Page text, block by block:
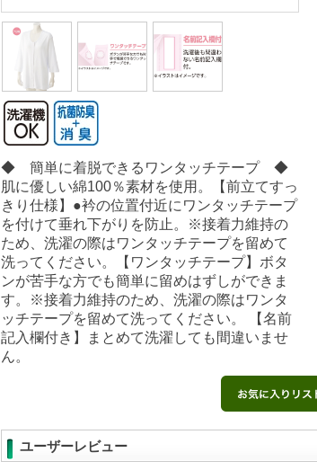
◆ 簡単に着脱できるワンタッチテープ ◆
肌に優しい綿100％素材を使用。【前立てすっ
きり仕様】●衿の位置付近にワンタッチテープ
を付けて垂れ下がりを防止。※接着力維持の
ため、洗濯の際はワンタッチテープを留めて
洗ってください。【ワンタッチテープ】ボタ
ンが苦手な方でも簡単に留めはずしができま
す。※接着力維持のため、洗濯の際はワンタ
ッチテープを留めて洗ってください。 【名前
記入欄付き】まとめて洗濯しても間違いませ
ん。
ユーザーレビュー